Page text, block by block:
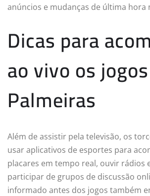
anúncios e mudanças de última hora
Dicas para
ao vivo os
Palmeiras
Além de assistir pela televisão, os
usar aplicativos de esportes para
placares em tempo real, ouvir rádios
participar de grupos de discussão
informado antes dos jogos também